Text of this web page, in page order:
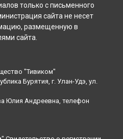
только с письменного
сайта не несет
размещенную в
сайта.
"Тивиком"
Бурятия, г. Улан-Удэ, ул.
Юлия Андреевна, телефон